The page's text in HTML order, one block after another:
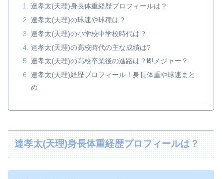
達孝太(天理)身長体重経歴プロフィールは？
達孝太(天理)の球速や球種は？
達孝太(天理)の小学校中学校時代は？
達孝太(天理)の高校時代の主な成績は?
達孝太(天理)の高校卒業後の進路は？即メジャー？
達孝太(天理)経歴プロフィール！身長体重や球速まと
め
達孝太(天理)身長体重経歴プロフィールは？